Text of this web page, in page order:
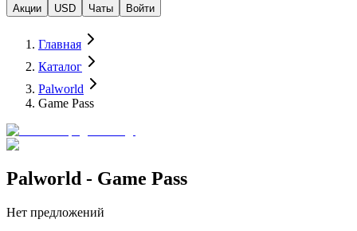
Акции USD Чаты Войти
Главная
Каталог
Palworld
Game Pass
Palworld - Game Pass
Нет предложений